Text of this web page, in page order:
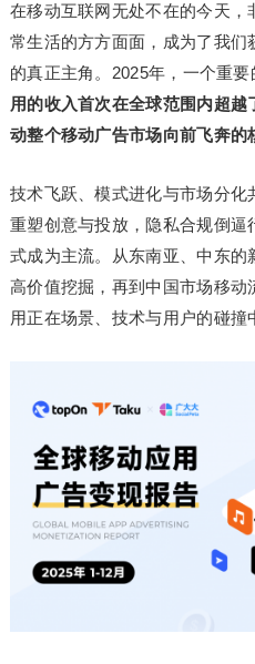
在移动互联网无处不在的今天，
常生活的方方面面，成为了我
的真正主角。2025年，一个重
用的收入首次在全球范围内超
动整个移动广告市场向前飞奔的
技术飞跃、模式进化与市场分
重塑创意与投放，隐私合规倒逼
式成为主流。从东南亚、中东
高价值挖掘，再到中国市场移
用正在场景、技术与用户的碰撞